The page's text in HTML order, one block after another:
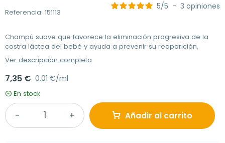
Referencia: 151113
5/5 - 3 opiniones
Champú suave que favorece la eliminación progresiva de la
costra láctea del bebé y ayuda a prevenir su reaparición.
Ver descripción completa
7,35 € 0,01 €/ml
En stock
Añadir al carrito